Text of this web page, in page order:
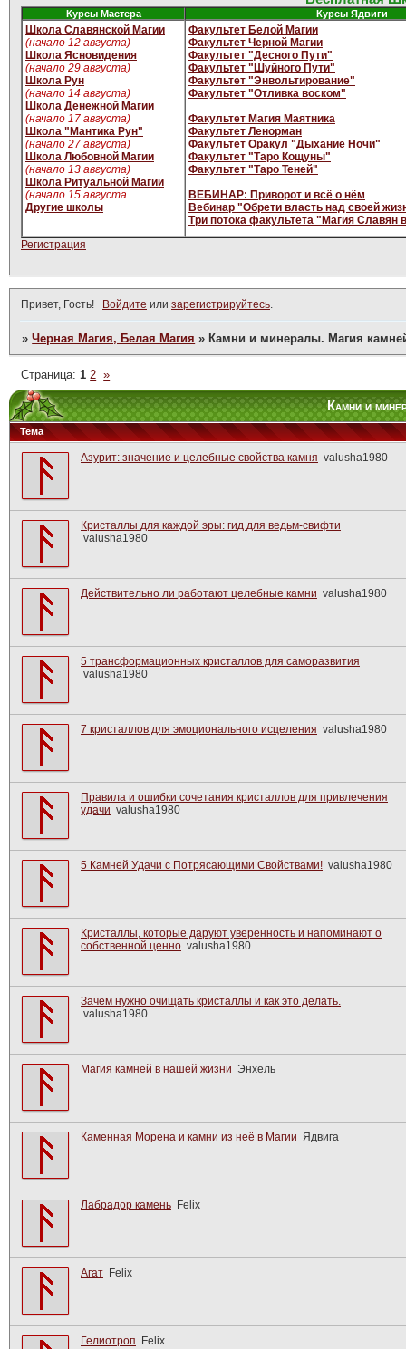
Курсы Мастера Курсы Ядвиги
Школа Славянской Магии
(начало 12 августа)
Школа Ясновидения
(начало 29 августа)
Школа Рун
(начало 14 августа)
Школа Денежной Магии
(начало 17 августа)
Школа "Мантика Рун"
(начало 27 августа)
Школа Любовной Магии
(начало 13 августа)
Школа Ритуальной Магии
(начало 15 августа
Другие школы
Факультет Белой Магии
Факультет Черной Магии
Факультет "Десного Пути"
Факультет "Шуйного Пути"
Факультет "Энвольтирование"
Факультет "Отливка воском"
Факультет Магия Маятника
Факультет Ленорман
Факультет Оракул "Дыхание Ночи"
Факультет "Таро Кощуны"
Факультет "Таро Теней"
ВЕБИНАР: Приворот и всё о нём
Вебинар "Обрети власть над своей
Три потока факультета "Магия Славян
Регистрация
Привет, Гость! Войдите или зарегистрируйтесь
»Черная Магия, Белая Магия » Камни и минералы. Магия
Камни и
Страница: 1 2 »
Тема
Азурит: значение и целебные свойства камня valusha1980
Кристаллы для каждой эры: гид для ведьм-свифти
valusha1980
Действительно ли работают целебные камни valusha1980
5 трансформационных кристаллов для саморазвития
valusha1980
7 кристаллов для эмоционального исцеления valusha1980
Правила и ошибки сочетания кристаллов для привлечения
удачи valusha1980
5 Камней Удачи с Потрясающими Свойствами! valusha1980
Кристаллы, которые даруют уверенность и напоминают о
собственной ценно valusha1980
Зачем нужно очищать кристаллы и как это делать.
valusha1980
Магия камней в нашей жизни Энхель
Каменная Морена и камни из неё в Магии Ядвига
Лабрадор камень Felix
Агат Felix
Гелиотроп Felix